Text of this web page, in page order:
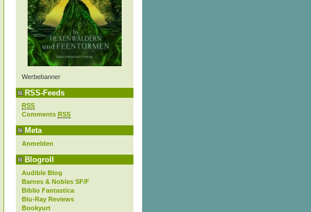
Werbebanner
RSS-Feeds
RSS
Comments RSS
Meta
Anmelden
Blogroll
Audible Blog
Barnes & Nobles SF/F
Biblio Fantastica
Blu-Ray Reviews
Bookyurt